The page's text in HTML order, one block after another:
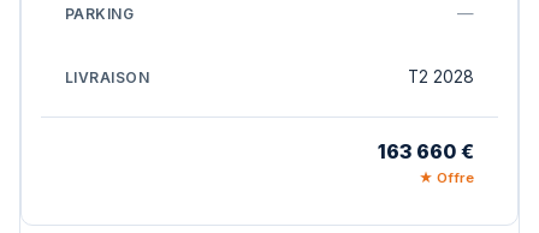
—
T2 2028
163 660 €
★ Offre